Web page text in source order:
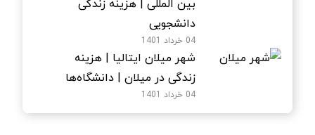
دانشجویی
04 خرداد 1401
شهر میلان ایتالیا | هزینه
زندگی در میلان | دانشگاه‌ها
04 خرداد 1401